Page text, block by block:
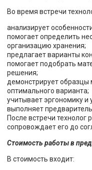
Во время встречи
анализирует
помогает определить
организацию хранения;
предлагает варианты
помогает подобрать
решения;
демонстрирует
оптимального варианта;
учитывает эргономику и
выполняет
После встречи технолог
сопровождает его до
Стоимость работы в
В стоимость входит: